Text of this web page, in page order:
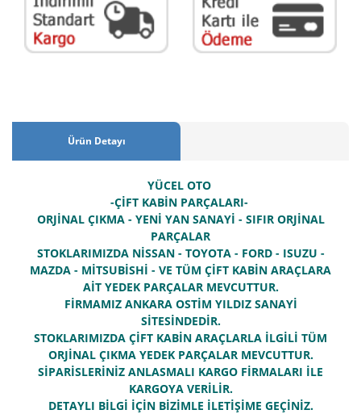
Ürün Detayı
YÜCEL OTO
-ÇİFT KABİN PARÇALARI-
ORJİNAL ÇIKMA - YENİ YAN SANAYİ - SIFIR ORJİNAL
PARÇALAR
STOKLARIMIZDA NİSSAN - TOYOTA - FORD - ISUZU -
MAZDA - MİTSUBİSHİ - VE TÜM ÇİFT KABİN ARAÇLARA
AİT YEDEK PARÇALAR MEVCUTTUR.
FİRMAMIZ ANKARA OSTİM YILDIZ SANAYİ
SİTESİNDEDİR.
STOKLARIMIZDA ÇİFT KABİN ARAÇLARLA İLGİLİ TÜM
ORJİNAL ÇIKMA YEDEK PARÇALAR MEVCUTTUR.
SİPARİSLERİNİZ ANLASMALI KARGO FİRMALARI İLE
KARGOYA VERİLİR.
DETAYLI BİLGİ İÇİN BİZİMLE İLETİŞİME GEÇİNİZ.